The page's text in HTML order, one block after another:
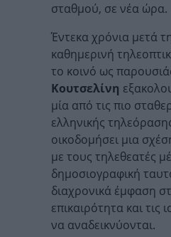
σταθμού, σε νέα ώρα.
Έντεκα χρόνια μετά
καθημερινή
το κοινό ως
Κουτσελίνη
μία από τις πιο
ελληνικής
οικοδομήσει μια
με τους τηλεθεατές
δημοσιογραφική
διαχρονικά έμφαση
επικαιρότητα και τις
να αναδεικνύονται.